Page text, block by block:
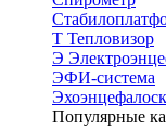
Т Тепловизор
Э
ЭФИ-система
Популярные